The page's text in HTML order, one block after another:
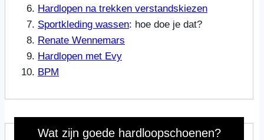
Hardlopen na trekken verstandskiezen
Sportkleding wassen: hoe doe je dat?
Renate Wennemars
Hardlopen met Evy
BPM
Wat zijn goede hardloopschoenen?